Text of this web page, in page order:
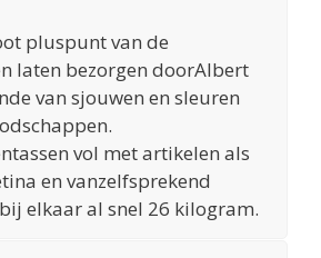
pluspunt van de
laten bezorgen doorAlbert
van sjouwen en sleuren
vol met artikelen als
en vanzelfsprekend
elkaar al snel 26 kilogram.